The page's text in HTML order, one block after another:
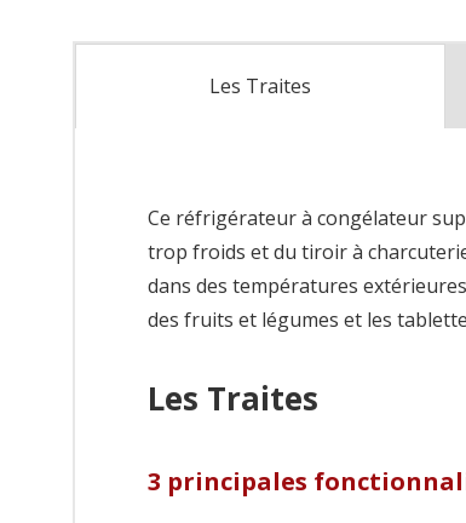
Les Traites
Ce réfrigérateur à congélateur
trop froids et du tiroir à
dans des températures
des fruits et légumes et les
Les Traites
3 principales